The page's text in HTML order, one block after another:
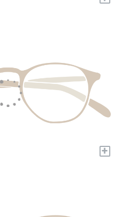
+